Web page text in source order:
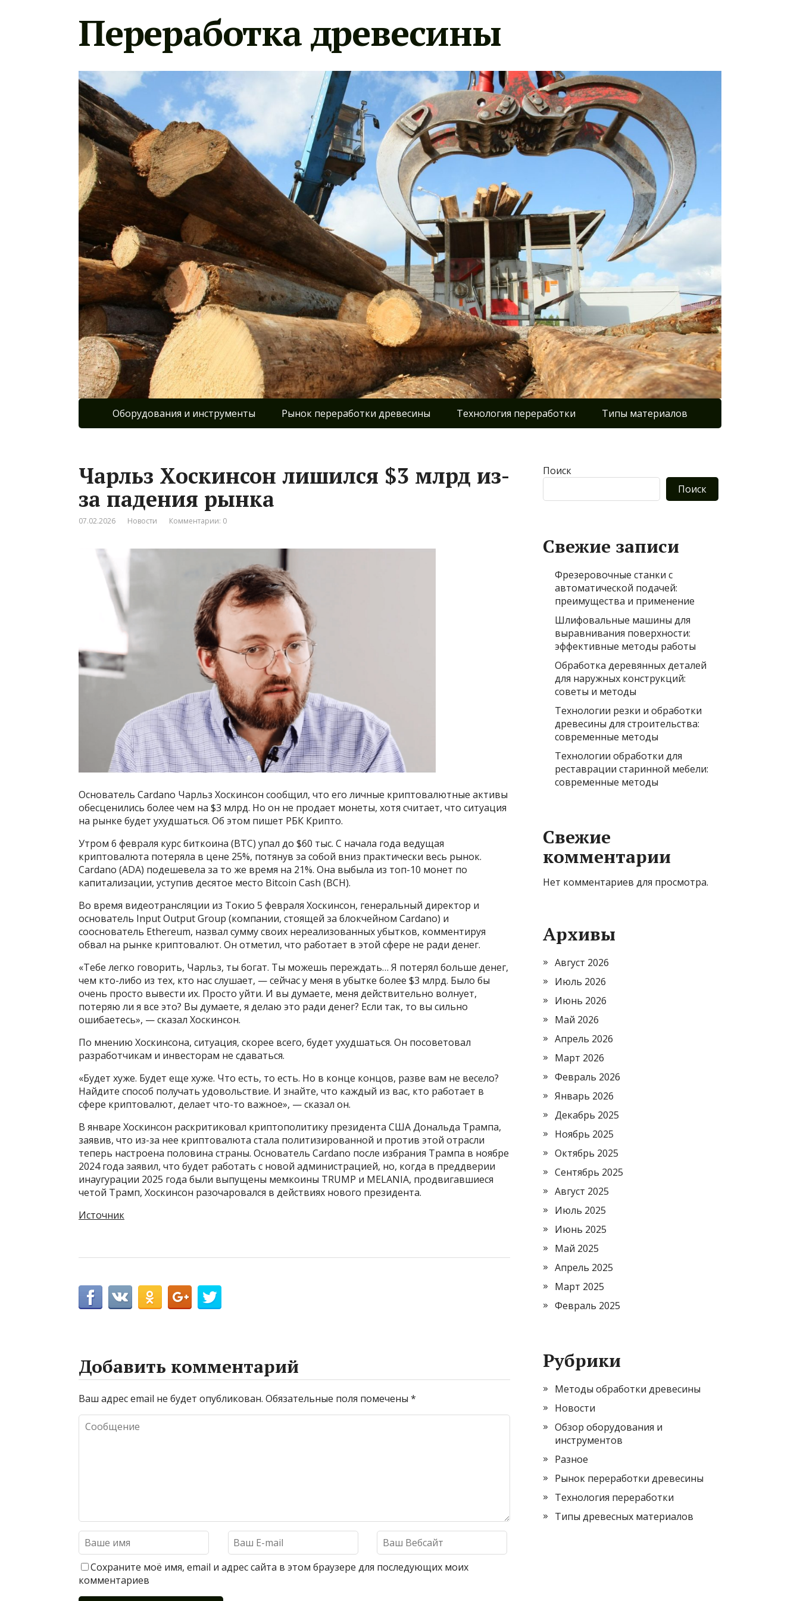
Переработка древесины
Оборудования и инструменты Рынок переработки древесины Технология переработки Типы материалов
Чарльз Хоскинсон лишился $3 млрд из-
за падения рынка
07.02.2026 Новости Комментарии: 0
Основатель Cardano Чарльз Хоскинсон сообщил, что его личные криптовалютные активы
обесценились более чем на $3 млрд. Но он не продает монеты, хотя считает, что ситуация
на рынке будет ухудшаться. Об этом пишет РБК Крипто.
Утром 6 февраля курс биткоина (BTC) упал до $60 тыс. С начала года ведущая
криптовалюта потеряла в цене 25%, потянув за собой вниз практически весь рынок.
Cardano (ADA) подешевела за то же время на 21%. Она выбыла из топ-10 монет по
капитализации, уступив десятое место Bitcoin Cash (BCH).
Во время видеотрансляции из Токио 5 февраля Хоскинсон, генеральный директор и
основатель Input Output Group (компании, стоящей за блокчейном Cardano) и
сооснователь Ethereum, назвал сумму своих нереализованных убытков, комментируя
обвал на рынке криптовалют. Он отметил, что работает в этой сфере не ради денег.
«Тебе легко говорить, Чарльз, ты богат. Ты можешь переждать… Я потерял больше денег,
чем кто-либо из тех, кто нас слушает, — сейчас у меня в убытке более $3 млрд. Было бы
очень просто вывести их. Просто уйти. И вы думаете, меня действительно волнует,
потеряю ли я все это? Вы думаете, я делаю это ради денег? Если так, то вы сильно
ошибаетесь», — сказал Хоскинсон.
По мнению Хоскинсона, ситуация, скорее всего, будет ухудшаться. Он посоветовал
разработчикам и инвесторам не сдаваться.
«Будет хуже. Будет еще хуже. Что есть, то есть. Но в конце концов, разве вам не весело?
Найдите способ получать удовольствие. И знайте, что каждый из вас, кто работает в
сфере криптовалют, делает что-то важное», — сказал он.
В январе Хоскинсон раскритиковал криптополитику президента США Дональда Трампа,
заявив, что из-за нее криптовалюта стала политизированной и против этой отрасли
теперь настроена половина страны. Основатель Cardano после избрания Трампа в ноябре
2024 года заявил, что будет работать с новой администрацией, но, когда в преддверии
инаугурации 2025 года были выпущены мемкоины TRUMP и MELANIA, продвигавшиеся
четой Трамп, Хоскинсон разочаровался в действиях нового президента.
Источник
Добавить комментарий
Ваш адрес email не будет опубликован. Обязательные поля помечены *
Сохраните моё имя, email и адрес сайта в этом браузере для последующих моих
комментариев
Поиск
Поиск
Свежие записи
Фрезеровочные станки с
автоматической подачей:
преимущества и применение
Шлифовальные машины для
выравнивания поверхности:
эффективные методы работы
Обработка деревянных деталей
для наружных конструкций:
советы и методы
Технологии резки и обработки
древесины для строительства:
современные методы
Технологии обработки для
реставрации старинной мебели:
современные методы
Свежие
комментарии
Нет комментариев для просмотра.
Архивы
Август 2026
Июль 2026
Июнь 2026
Май 2026
Апрель 2026
Март 2026
Февраль 2026
Январь 2026
Декабрь 2025
Ноябрь 2025
Октябрь 2025
Сентябрь 2025
Август 2025
Июль 2025
Июнь 2025
Май 2025
Апрель 2025
Март 2025
Февраль 2025
Рубрики
Методы обработки древесины
Новости
Обзор оборудования и
инструментов
Разное
Рынок переработки древесины
Технология переработки
Типы древесных материалов